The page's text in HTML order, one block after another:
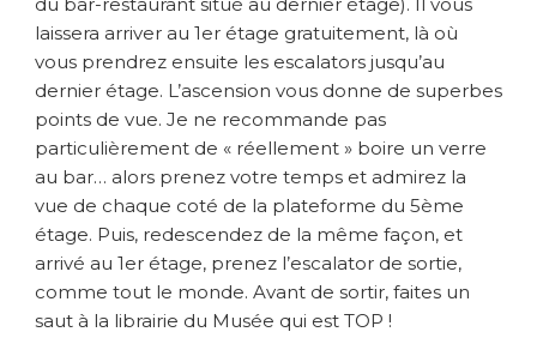
laissera arriver au 1er étage gratuitement, là où
vous prendrez ensuite les escalators jusqu’au
dernier étage. L’ascension vous donne de superbes
points de vue. Je ne recommande pas
particulièrement de « réellement » boire un verre
au bar… alors prenez votre temps et admirez la
vue de chaque coté de la plateforme du 5ème
étage. Puis, redescendez de la même façon, et
arrivé au 1er étage, prenez l’escalator de sortie,
comme tout le monde. Avant de sortir, faites un
saut à la librairie du Musée qui est TOP !